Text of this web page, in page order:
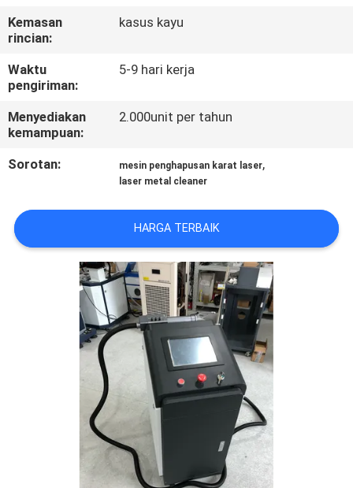
KONTROL
KUALITAS
HUBUNGI
KAMI
PERMINTAAN
РУССКИЙ
SITEMAP
PRIVACY
Kemasan
rincian:
kasus kayu
Waktu
pengiriman:
5-9 hari kerja
Menyediakan
kemampuan:
2.000unit per tahun
Sorotan: mesin penghapusan karat laser,
laser metal cleaner
HARGA TERBAIK